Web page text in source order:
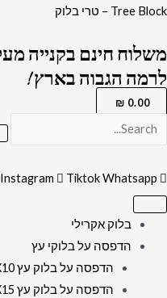
דילוג
Tree Block – טרי בלוק
לרמה הגבוה בארץ !
0.00
₪
Instagram TiktokWhatsapp
בלוק אקרילי
הדפסה על בלוקי עץ
הדפסה על בלוק עץ 10X10 ס"מ
הדפסה על בלוק עץ 10X15 ס"מ
כמות
2696
-
ברכת
בשחור
עם
סמל